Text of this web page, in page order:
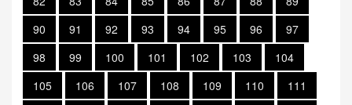
90
91 92 93 94 95 96
97
98
99 100 101 102 103
104
105
106 107 108 109 110
111